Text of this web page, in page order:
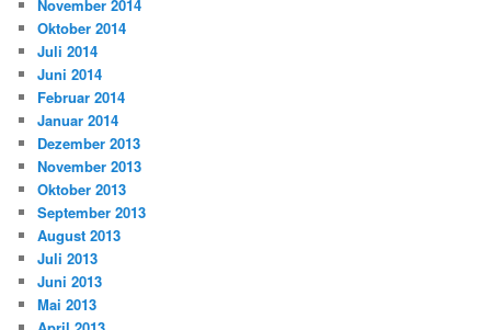
November 2014
Oktober 2014
Juli 2014
Juni 2014
Februar 2014
Januar 2014
Dezember 2013
November 2013
Oktober 2013
September 2013
August 2013
Juli 2013
Juni 2013
Mai 2013